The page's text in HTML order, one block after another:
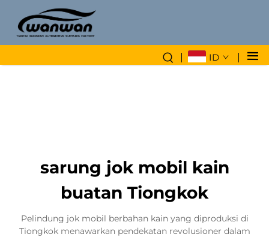
ID
sarung jok mobil kain
buatan Tiongkok
Pelindung jok mobil berbahan kain yang diproduksi di
Tiongkok menawarkan pendekatan revolusioner dalam